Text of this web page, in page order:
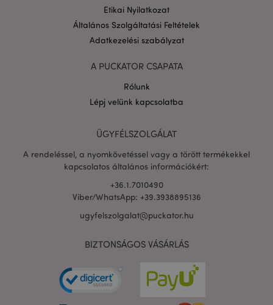
Etikai Nyilatkozat
Általános Szolgáltatási Feltételek
Adatkezelési szabályzat
A PUCKATOR CSAPATA
Rólunk
Lépj velünk kapcsolatba
ÜGYFÉLSZOLGÁLAT
A rendeléssel, a nyomkövetéssel vagy a törött termékekkel
kapcsolatos általános információkért:
+36.1.7010490
Viber/WhatsApp: +39.3938895136
ugyfelszolgalat@puckator.hu
BIZTONSÁGOS VÁSÁRLÁS
PHPSESSID
adatvédelmi szabályzatát